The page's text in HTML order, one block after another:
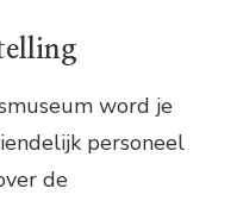
word je
personeel
de